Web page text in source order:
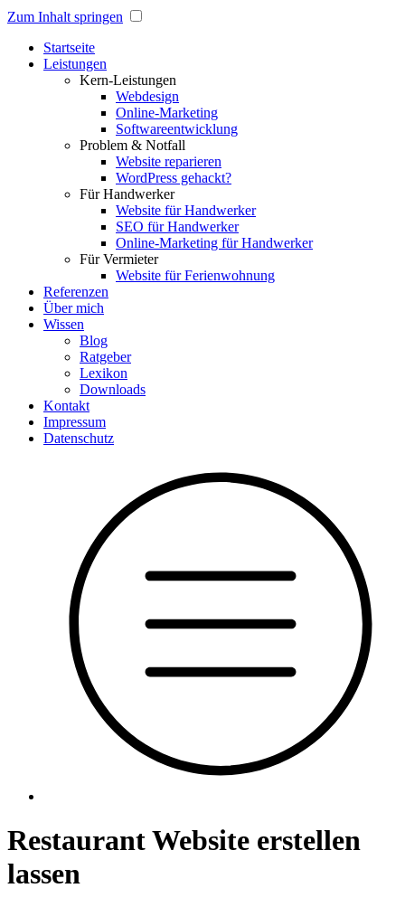
Zum Inhalt springen
Startseite
Leistungen
Kern-Leistungen
Webdesign
Online-Marketing
Softwareentwicklung
Problem & Notfall
Website reparieren
WordPress gehackt?
Für Handwerker
Website für Handwerker
SEO für Handwerker
Online-Marketing für Handwerker
Für Vermieter
Website für Ferienwohnung
Referenzen
Über mich
Wissen
Blog
Ratgeber
Lexikon
Downloads
Kontakt
Impressum
Datenschutz
Restaurant Website erstellen
lassen